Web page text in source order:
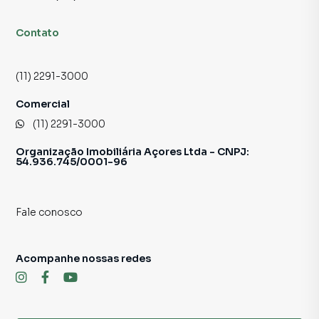
Contato
(11) 2291-3000
Comercial
(11) 2291-3000
Organização Imobiliária Açores Ltda - CNPJ:
54.936.745/0001-96
Fale conosco
Acompanhe nossas redes